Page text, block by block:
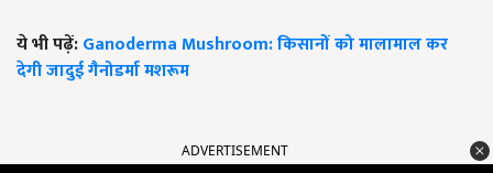
ये भी पढ़ें:Ganoderma Mushroom: किसानों को मालामाल कर
देगी जादुई गैनोडर्मा मशरूम
ADVERTISEMENT